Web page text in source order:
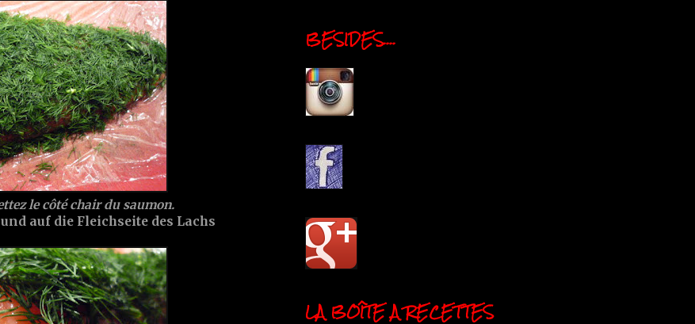
le côté chair du saumon.
auf die Fleichseite des Lachs
BESIDES....
LA BOÎTE A RECETTES